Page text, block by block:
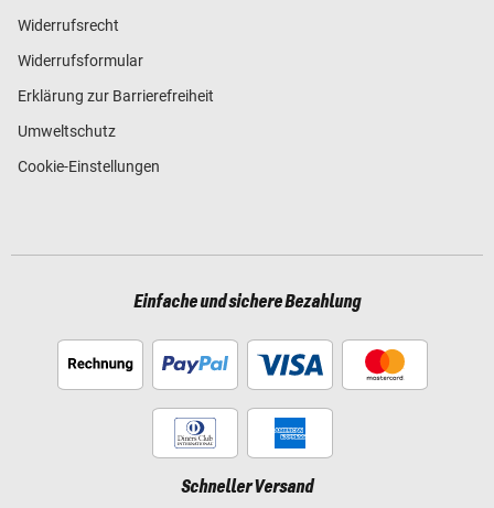
Widerrufsrecht
Widerrufsformular
Erklärung zur Barrierefreiheit
Umweltschutz
Cookie-Einstellungen
Einfache und sichere Bezahlung
Schneller Versand